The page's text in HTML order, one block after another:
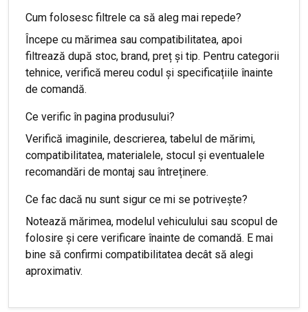
Cum folosesc filtrele ca să aleg mai repede?
Începe cu mărimea sau compatibilitatea, apoi
filtrează după stoc, brand, preț și tip. Pentru categorii
tehnice, verifică mereu codul și specificațiile înainte
de comandă.
Ce verific în pagina produsului?
Verifică imaginile, descrierea, tabelul de mărimi,
compatibilitatea, materialele, stocul și eventualele
recomandări de montaj sau întreținere.
Ce fac dacă nu sunt sigur ce mi se potrivește?
Notează mărimea, modelul vehiculului sau scopul de
folosire și cere verificare înainte de comandă. E mai
bine să confirmi compatibilitatea decât să alegi
aproximativ.